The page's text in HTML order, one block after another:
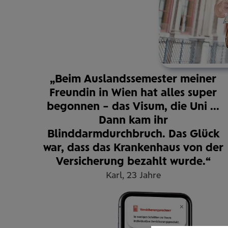
„Beim Auslandssemester meiner
Freundin in Wien hat alles super
begonnen – das Visum, die Uni ...
Dann kam ihr
Blinddarmdurchbruch. Das Glück
war, dass das Krankenhaus von der
Versicherung bezahlt wurde.“
Karl, 23 Jahre